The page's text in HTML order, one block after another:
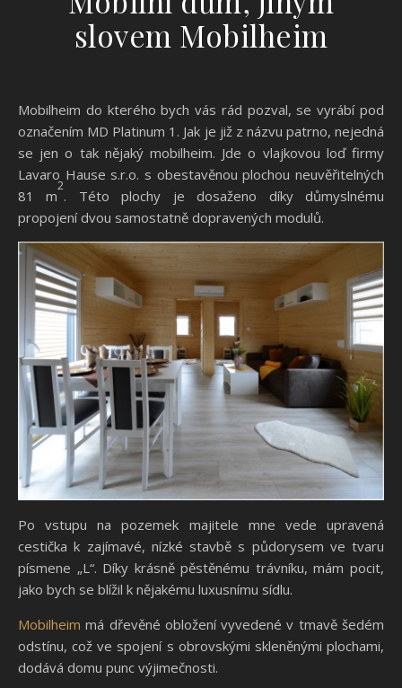
slovem Mobilheim
Mobilheim do kterého bych vás rád pozval, se vyrábí pod
označením MD Platinum 1. Jak je již z názvu patrno, nejedná
se jen o tak nějaký mobilheim. Jde o vlajkovou loď firmy
Lavaro Hause s.r.o. s obestavěnou plochou neuvěřitelných
81 m
2
. Této plochy je dosaženo díky důmyslnému
propojení dvou samostatně dopravených modulů.
Po vstupu na pozemek majitele mne vede upravená
cestička k zajímavé, nízké stavbě s půdorysem ve tvaru
písmene „L“. Díky krásně pěstěnému trávníku, mám pocit,
jako bych se blížil k nějakému luxusnímu sídlu.
Mobilheim má dřevěné obložení vyvedené v tmavě šedém
odstínu, což ve spojení s obrovskými skleněnými plochami,
dodává domu punc výjimečnosti.